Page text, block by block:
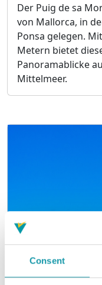
Consent
Der Puig de sa
von Mallorca, in
Ponsa gelegen.
Metern bietet
Panoramablicke
Mittelmeer.